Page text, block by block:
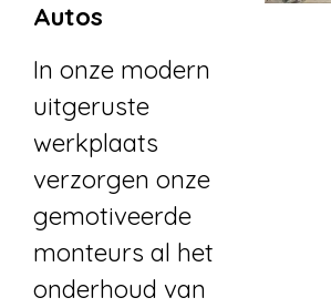
Autos
In onze modern
uitgeruste
werkplaats
verzorgen onze
gemotiveerde
monteurs al het
onderhoud van